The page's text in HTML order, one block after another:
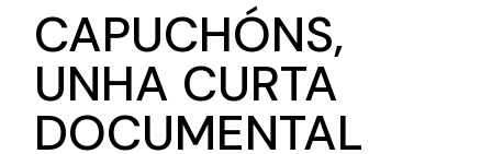
CAPUCHÓNS,
UNHA CURTA
DOCUMENTAL